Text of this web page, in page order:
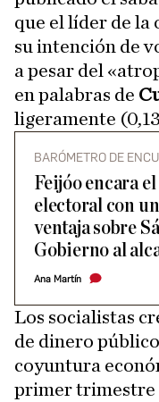
que el líder de la
su intención de
a pesar del
en palabras de
ligeramente
BARÓMETRO DE
Feijóo encara
electoral con
ventaja sobre
Gobierno al
Ana Martín
Los socialistas
de dinero
coyuntura
primer trimestre